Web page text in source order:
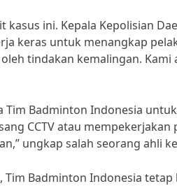
ini. Kepala Kepolisian
keras untuk menangkap
tindakan kemalingan. Kami
Tim Badminton Indonesia
CCTV atau mempekerjakan
ungkap salah seorang ahli
Badminton Indonesia